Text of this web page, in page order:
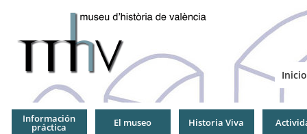
Inicio
Información
práctica El museo Historia Viva